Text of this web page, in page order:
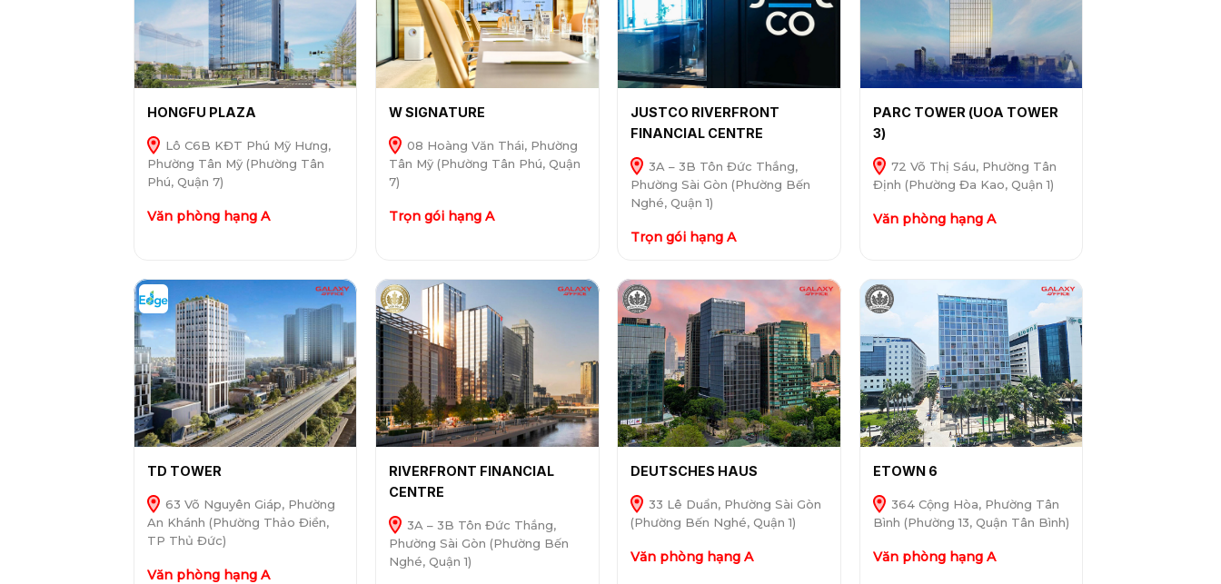
HONGFU PLAZA
Lô C6B KĐT Phú Mỹ Hưng,
Phường Tân Mỹ (Phường Tân
Phú, Quận 7)
Văn phòng hạng A
W SIGNATURE
08 Hoàng Văn Thái, Phường
Tân Mỹ (Phường Tân Phú, Quận
7)
Trọn gói hạng A
JUSTCO RIVERFRONT
FINANCIAL CENTRE
3A – 3B Tôn Đức Thắng,
Phường Sài Gòn (Phường Bến
Nghé, Quận 1)
Trọn gói hạng A
PARC TOWER (UOA TOWER
3)
72 Võ Thị Sáu, Phường Tân
Định (Phường Đa Kao, Quận 1)
Văn phòng hạng A
TD TOWER
63 Võ Nguyên Giáp, Phường
An Khánh (Phường Thảo Điền,
TP Thủ Đức)
Văn phòng hạng A
RIVERFRONT FINANCIAL
CENTRE
3A – 3B Tôn Đức Thắng,
Phường Sài Gòn (Phường Bến
Nghé, Quận 1)
DEUTSCHES HAUS
33 Lê Duẩn, Phường Sài Gòn
(Phường Bến Nghé, Quận 1)
Văn phòng hạng A
ETOWN 6
364 Cộng Hòa, Phường Tân
Bình (Phường 13, Quận Tân Bình)
Văn phòng hạng A